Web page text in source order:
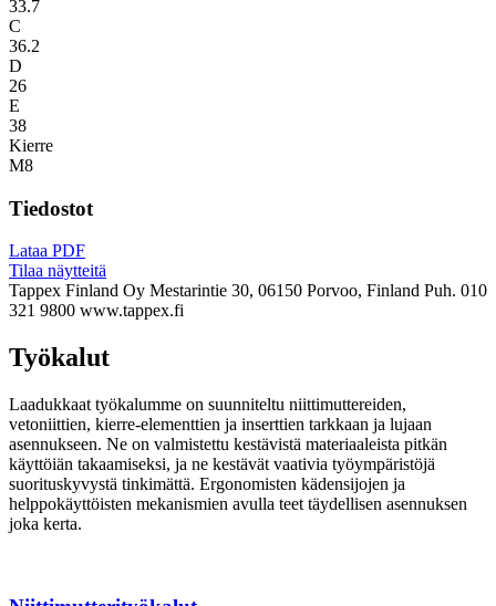
33.7
C
36.2
D
26
E
38
Kierre
M8
Tiedostot
Lataa PDF
Tilaa näytteitä
Tappex Finland Oy Mestarintie 30, 06150 Porvoo, Finland Puh. 010
321 9800 www.tappex.fi
Työkalut
Laadukkaat työkalumme on suunniteltu niittimuttereiden,
vetoniittien, kierre-elementtien ja inserttien tarkkaan ja lujaan
asennukseen. Ne on valmistettu kestävistä materiaaleista pitkän
käyttöiän takaamiseksi, ja ne kestävät vaativia työympäristöjä
suorituskyvystä tinkimättä. Ergonomisten kädensijojen ja
helppokäyttöisten mekanismien avulla teet täydellisen asennuksen
joka kerta.